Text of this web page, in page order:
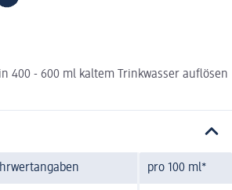
400 - 600 ml kaltem Trinkwasser auflösen
pro 100 ml*